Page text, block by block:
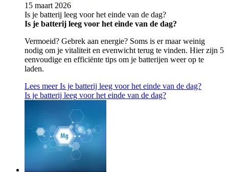
15 maart 2026
Is je batterij leeg voor het einde van de dag?
Is je batterij leeg voor het einde van de dag?
Vermoeid? Gebrek aan energie? Soms is er maar weinig
nodig om je vitaliteit en evenwicht terug te vinden. Hier zijn 5
eenvoudige en efficiënte tips om je batterijen weer op te
laden.
Lees meerIs je batterij leeg voor het einde van de dag?
Is je batterij leeg voor het einde van de dag?